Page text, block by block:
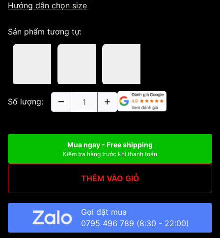
Hướng dẫn chọn size
Sản phẩm tương tự:
Số lượng:
Mua ngay - Free shipping
Kiểm tra hàng trước khi thanh toán
THÊM VÀO GIỎ
Gọi đặt mua
0795 496 789 (8:30 - 22:00)